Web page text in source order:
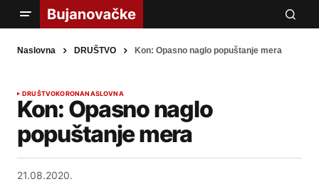
Naslovna DRUŠTVO Kon: Opasno naglo popuštanje mera
DRUŠTVOKORONANASLOVNA
Kon: Opasno naglo
popuštanje mera
21.08.2020.